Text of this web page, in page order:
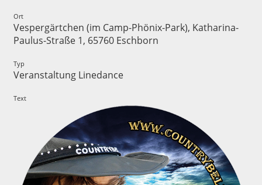
Ort
Vespergärtchen (im Camp-Phönix-Park), Katharina-
Paulus-Straße 1, 65760 Eschborn
Typ
Veranstaltung Linedance
Text